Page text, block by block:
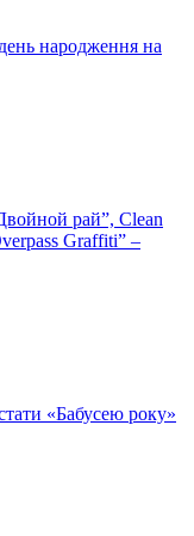
народження на
рай”, Clean
Graffiti” –
«Бабусею року»